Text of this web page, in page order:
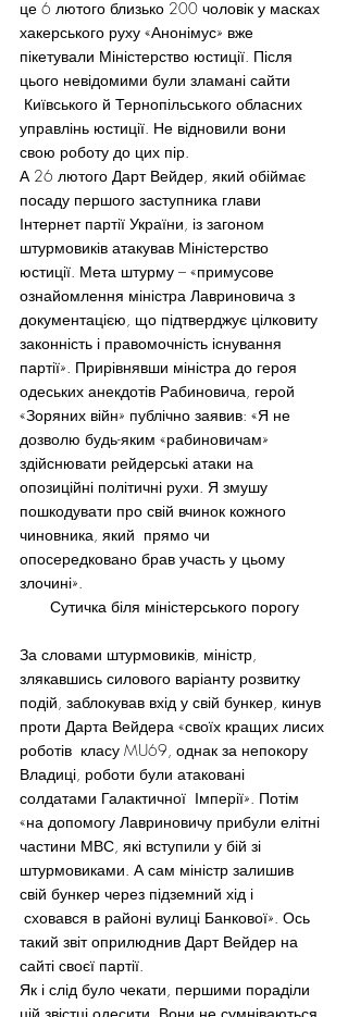
це 6 лютого близько 200 чоловік у масках
хакерського руху «Анонімус» вже
пікетували Міністерство юстиції. Після
цього невідомими були зламані сайти
Київського й Тернопільського обласних
управлінь юстиції. Не відновили вони
свою роботу до цих пір.
А 26 лютого Дарт Вейдер, який обіймає
посаду першого заступника глави
Інтернет партії України, із загоном
штурмовиків атакував Міністерство
юстиції. Мета штурму – «примусове
ознайомлення міністра Лавриновича з
документацією, що підтверджує цілковиту
законність і правомочність існування
партії». Прирівнявши міністра до героя
одеських анекдотів Рабиновича, герой
«Зоряних війн» публічно заявив: «Я не
дозволю будь-яким «рабиновичам»
здійснювати рейдерські атаки на
опозиційні політичні рухи. Я змушу
пошкодувати про свій вчинок кожного
чиновника, який  прямо чи
опосередковано брав участь у цьому
злочині».
Сутичка біля міністерського порогу
За словами штурмовиків, міністр,
злякавшись силового варіанту розвитку
подій, заблокував вхід у свій бункер, кинув
проти Дарта Вейдера «своїх кращих лисих
роботів  класу MU69, однак за непокору
Владиці, роботи були атаковані
солдатами Галактичної  Імперії». Потім
«на допомогу Лавриновичу прибули елітні
частини МВС, які вступили у бій зі
штурмовиками. А сам міністр залишив
свій бункер через підземний хід і
сховався в районі вулиці Банкової». Ось
такий звіт оприлюднив Дарт Вейдер на
сайті своєї партії.
Як і слід було чекати, першими пораділи